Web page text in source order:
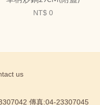
NT$ 0
us
傳真:04-23307045